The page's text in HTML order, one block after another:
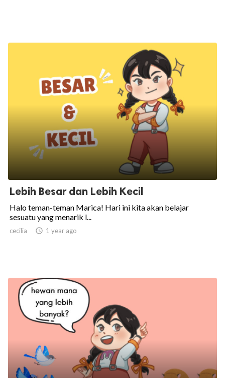
Lebih Besar dan Lebih Kecil
Halo teman-teman Marica! Hari ini kita akan belajar
sesuatu yang menarik l...
cecilia  1 year ago